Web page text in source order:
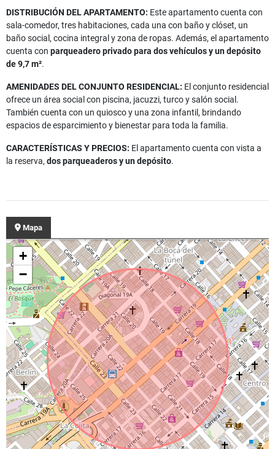
DISTRIBUCIÓN DEL APARTAMENTO: Este apartamento cuenta con
sala-comedor, tres habitaciones, cada una con baño y clóset, un
baño social, cocina integral y zona de ropas. Además, el apartamento
cuenta con parqueadero privado para dos vehículos y un depósito
de 9,7 m².
AMENIDADES DEL CONJUNTO RESIDENCIAL: El conjunto residencial
ofrece un área social con piscina, jacuzzi, turco y salón social.
También cuenta con un quiosco y una zona infantil, brindando
espacios de esparcimiento y bienestar para toda la familia.
CARACTERÍSTICAS Y PRECIOS: E l apartamento cuenta con vista a
la reserva, dos parqueaderos y un depósito.
Mapa
+
−